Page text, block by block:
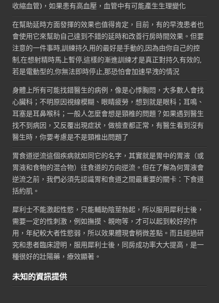
收縮血管)，如果患有高血壓，血管中有可能產生生理變化
在幫助延時方面發揮的效果也值得肯定，目前，有的早洩患者也
會使用它來幫助自己達到不錯的延時和改善行房時間效果。但要
注意的一件事時,訓練持久用的最好是手動的,因為由你自己的控
制,在想射精時馬上暫停,這樣的漸進訓練才是真正對持久有效的,
若是電動型的,你無法即時停止,那恐怕會加速早洩的情況
身體上所有可能找錯醫生的病例，像是心悸胸悶，大多數人會找
心臟科；不明原因視線模糊、眼睛疲勞，想到就是眼科；耳鳴、
耳塞是耳鼻喉科；一般人怎麼會想是頸椎的問題？如果遇到醫生
找不到病因，又反覆出現症狀，做檢查都正常，有醫生看到沒有
醫生時，你要考慮是不是頸椎出問題了
胃食道逆流這個疾病就如同它的名字，其實就是胃中的胃液（或
胃液和食物的混合物）往食道的方向逆流。但在了解為何胃液會
逆流之前，我們必須先認識胃和食道之間最重要的關卡：下食道
括約肌。
犀利士不能激起性慾，只能輔助陰莖勃起，所以服用犀利士後，
需要一定的性刺激，例如撫摸、親吻等，才可以起到較好的作
用，年紀較大者性慾弱，所以效果體現會稍微差點。而且經過研
究和患者臨床證明，服用犀利士後，同房成功率大大提高，是一
種很好的壯陽藥，療效顯著。
未知的資訊提供